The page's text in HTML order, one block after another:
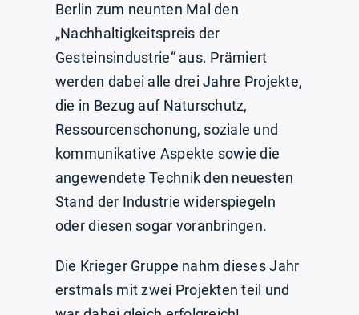
Berlin zum neunten Mal den
„Nachhaltigkeitspreis der
Gesteinsindustrie“ aus. Prämiert
werden dabei alle drei Jahre Projekte,
die in Bezug auf Naturschutz,
Ressourcenschonung, soziale und
kommunikative Aspekte sowie die
angewendete Technik den neuesten
Stand der Industrie widerspiegeln
oder diesen sogar voranbringen.
Die Krieger Gruppe nahm dieses Jahr
erstmals mit zwei Projekten teil und